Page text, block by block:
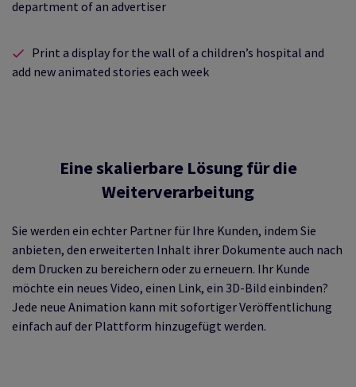
department of an advertiser
Print a display for the wall of a children’s hospital and
add new animated stories each week
Eine skalierbare Lösung für die
Weiterverarbeitung
Sie werden ein echter Partner für Ihre Kunden, indem Sie
anbieten, den erweiterten Inhalt ihrer Dokumente auch nach
dem Drucken zu bereichern oder zu erneuern. Ihr Kunde
möchte ein neues Video, einen Link, ein 3D-Bild einbinden?
Jede neue Animation kann mit sofortiger Veröffentlichung
einfach auf der Plattform hinzugefügt werden.